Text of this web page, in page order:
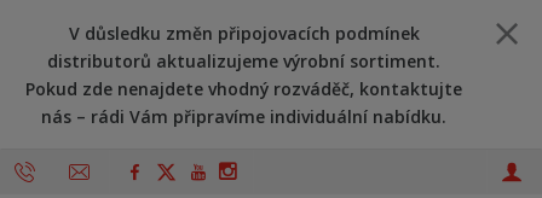
V důsledku změn připojovacích podmínek
distributorů aktualizujeme výrobní sortiment.
Pokud zde nenajdete vhodný rozváděč, kontaktujte
nás – rádi Vám připravíme individuální nabídku.